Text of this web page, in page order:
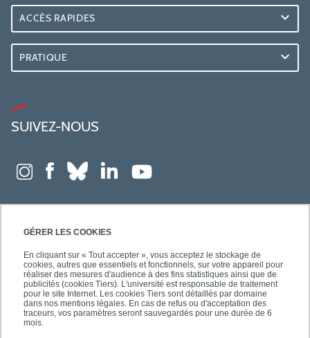
GÉRER LES COOKIES
En cliquant sur « Tout accepter », vous acceptez le stockage de
cookies, autres que essentiels et fonctionnels, sur votre appareil pour
réaliser des mesures d'audience à des fins statistiques ainsi que de
publicités (cookies Tiers). L'université est responsable de traitement
pour le site Internet. Les cookies Tiers sont détaillés par domaine
dans nos mentions légales. En cas de refus ou d'acceptation des
traceurs, vos paramètres seront sauvegardés pour une durée de 6
mois.
ACCÈS RAPIDES
PRATIQUE
SUIVEZ-NOUS